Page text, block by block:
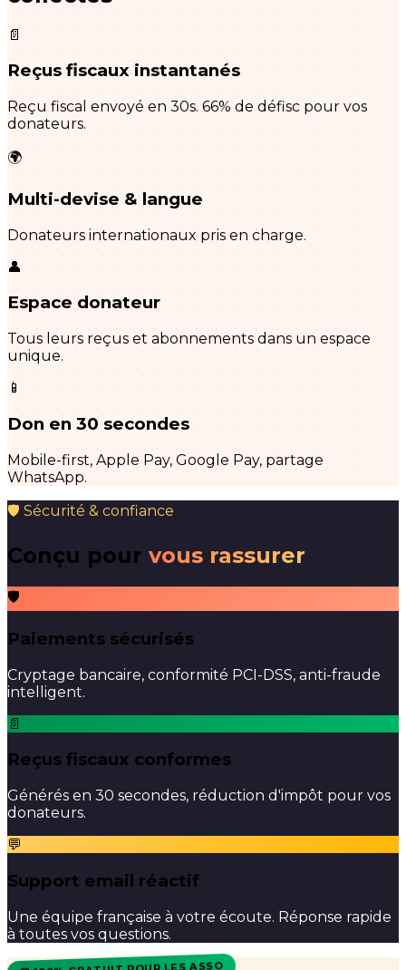
📄
Reçus fiscaux instantanés
Reçu fiscal envoyé en 30s. 66% de défisc pour vos
donateurs.
🌍
Multi-devise & langue
Donateurs internationaux pris en charge.
👤
Espace donateur
Tous leurs reçus et abonnements dans un espace
unique.
📱
Don en 30 secondes
Mobile-first, Apple Pay, Google Pay, partage
WhatsApp.
🛡 Sécurité & confiance
Conçu pour vous rassurer
🛡
Paiements sécurisés
Cryptage bancaire, conformité PCI-DSS, anti-fraude
intelligent.
📄
Reçus fiscaux conformes
Générés en 30 secondes, réduction d'impôt pour vos
donateurs.
💬
Support email réactif
Une équipe française à votre écoute. Réponse rapide
à toutes vos questions.